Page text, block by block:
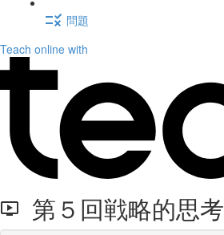
問題
Teach online with
第５回戦略的思考